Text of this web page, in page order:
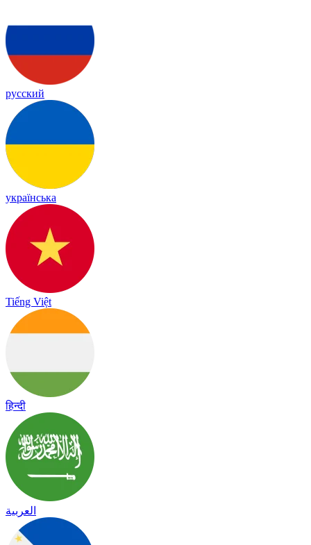
русский
українська
Tiếng Việt
हिन्दी
العربية